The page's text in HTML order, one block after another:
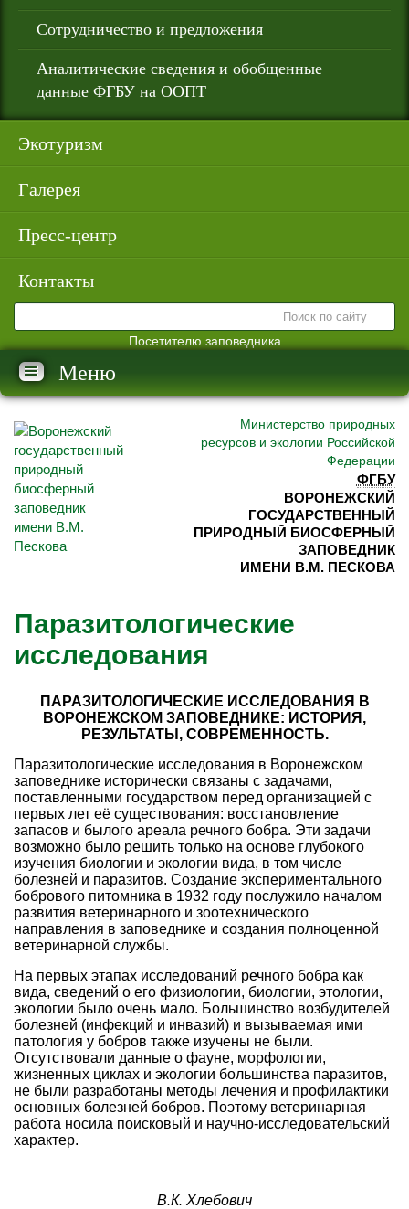
Сотрудничество и предложения
Аналитические сведения и обобщенные
данные ФГБУ на ООПТ
Экотуризм
Галерея
Пресс-центр
Контакты
Посетителю заповедника
Меню
Министерство природных
ресурсов и экологии Российской
Федерации
ФГБУ
ВОРОНЕЖСКИЙ
ГОСУДАРСТВЕННЫЙ
ПРИРОДНЫЙ БИОСФЕРНЫЙ
ЗАПОВЕДНИК
ИМЕНИ В.М. ПЕСКОВА
Паразитологические
исследования
ПАРАЗИТОЛОГИЧЕСКИЕ ИССЛЕДОВАНИЯ В
ВОРОНЕЖСКОМ ЗАПОВЕДНИКЕ: ИСТОРИЯ,
РЕЗУЛЬТАТЫ, СОВРЕМЕННОСТЬ.
Паразитологические исследования в Воронежском
заповеднике исторически связаны с задачами,
поставленными государством перед организацией с
первых лет её существования: восстановление
запасов и былого ареала речного бобра. Эти задачи
возможно было решить только на основе глубокого
изучения биологии и экологии вида, в том числе
болезней и паразитов. Создание экспериментального
бобрового питомника в 1932 году послужило началом
развития ветеринарного и зоотехнического
направления в заповеднике и создания полноценной
ветеринарной службы.
На первых этапах исследований речного бобра как
вида, сведений о его физиологии, биологии, этологии,
экологии было очень мало. Большинство возбудителей
болезней (инфекций и инвазий) и вызываемая ими
патология у бобров также изучены не были.
Отсутствовали данные о фауне, морфологии,
жизненных циклах и экологии большинства паразитов,
не были разработаны методы лечения и профилактики
основных болезней бобров. Поэтому ветеринарная
работа носила поисковый и научно-исследовательский
характер.
В.К. Хлебович